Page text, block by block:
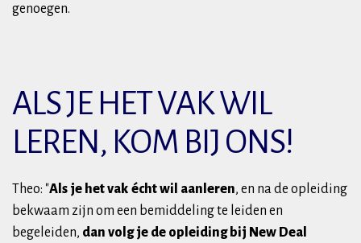
genoegen.
ALS JE HET VAK WIL
LEREN, KOM BIJ ONS!
Theo: "Als je het vak écht wil aanleren, en na de opleiding
bekwaam zijn om een bemiddeling te leiden en
begeleiden, dan volg je de opleiding bij New Deal